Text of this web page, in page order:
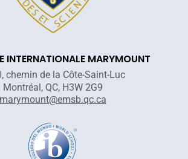
INTERNATIONALE MARYMOUNT
chemin de la Côte-Saint-Luc
Montréal, QC, H3W 2G9
marymount@emsb.qc.ca